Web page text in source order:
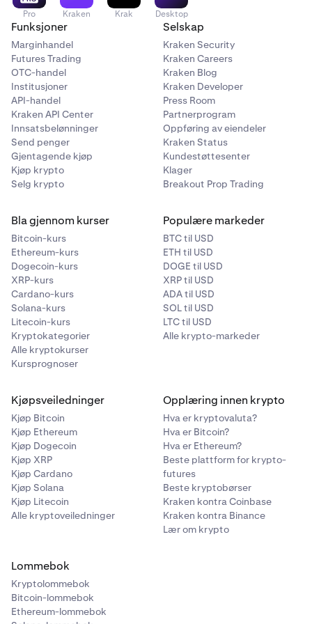
4
Skriv inn din CURP eller RFC, etterfulgt av din CLABE
(bankkontonummer).
Sett kun inn fra en CLABE registrert under din
oppgitte CURP/RFC.
5 Skriv inn beløpet du ønsker å sette inn.
6
Du kan bytte mellom MXN og USD ved å bruke
valutaveksleren for å se live konverteringskurser.
3 TrykkJeg forstår for å fortsette.
4 Skriv inn din CURP eller RFC, etterfulgt av din CLABE.
Sett kun inn fra kontoer knyttet til din CURP/RFC.
6 Skriv inn beløpet du ønsker å sette inn.
Pro Kraken Krak Desktop
Funksjoner
Marginhandel
Futures Trading
OTC-handel
Institusjoner
API-handel
Kraken API Center
Innsatsbelønninger
Send penger
Gjentagende kjøp
Kjøp krypto
Selg krypto
Selskap
Kraken Security
Kraken Careers
Kraken Blog
Kraken Developer
Press Room
Partnerprogram
Oppføring av eiendeler
Kraken Status
Kundestøttesenter
Klager
Breakout Prop Trading
Bla gjennom kurser
Bitcoin-kurs
Ethereum-kurs
Dogecoin-kurs
XRP-kurs
Cardano-kurs
Solana-kurs
Litecoin-kurs
Kryptokategorier
Alle kryptokurser
Kursprognoser
Populære markeder
BTC til USD
ETH til USD
DOGE til USD
XRP til USD
ADA til USD
SOL til USD
LTC til USD
Alle krypto-markeder
Kjøpsveiledninger
Kjøp Bitcoin
Kjøp Ethereum
Kjøp Dogecoin
Kjøp XRP
Kjøp Cardano
Kjøp Solana
Kjøp Litecoin
Alle kryptoveiledninger
Opplæring innen krypto
Hva er kryptovaluta?
Hva er Bitcoin?
Hva er Ethereum?
Beste plattform for krypto-
futures
Beste kryptobørser
Kraken kontra Coinbase
Kraken kontra Binance
Lær om krypto
Lommebok
Kryptolommebok
Bitcoin-lommebok
Ethereum-lommebok